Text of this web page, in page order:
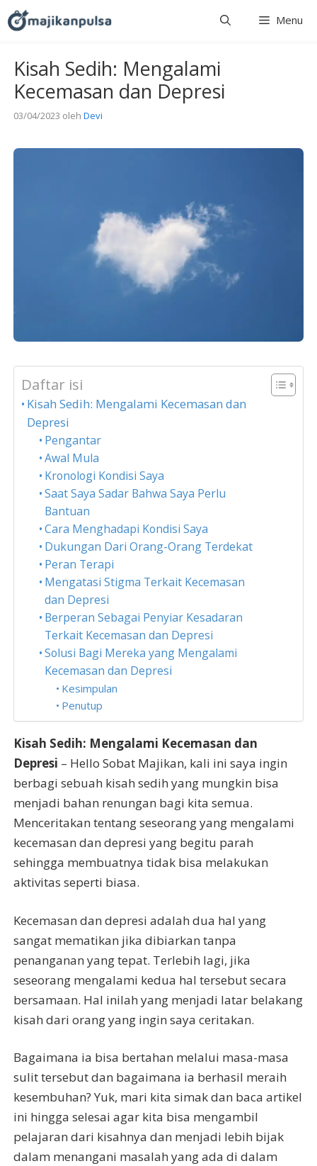
Langsung
ke
Menu
Kisah Sedih: Mengalami
Kecemasan dan Depresi
03/04/2023 oleh Devi
Daftar isi
Kisah Sedih: Mengalami Kecemasan dan
Depresi
Pengantar
Awal Mula
Kronologi Kondisi Saya
Saat Saya Sadar Bahwa Saya Perlu
Bantuan
Cara Menghadapi Kondisi Saya
Dukungan Dari Orang-Orang Terdekat
Peran Terapi
Mengatasi Stigma Terkait Kecemasan
dan Depresi
Berperan Sebagai Penyiar Kesadaran
Terkait Kecemasan dan Depresi
Solusi Bagi Mereka yang Mengalami
Kecemasan dan Depresi
Kesimpulan
Penutup
Kisah Sedih: Mengalami Kecemasan dan
Depresi – Hello Sobat Majikan, kali ini saya ingin
berbagi sebuah kisah sedih yang mungkin bisa
menjadi bahan renungan bagi kita semua.
Menceritakan tentang seseorang yang mengalami
kecemasan dan depresi yang begitu parah
sehingga membuatnya tidak bisa melakukan
aktivitas seperti biasa.
Kecemasan dan depresi adalah dua hal yang
sangat mematikan jika dibiarkan tanpa
penanganan yang tepat. Terlebih lagi, jika
seseorang mengalami kedua hal tersebut secara
bersamaan. Hal inilah yang menjadi latar belakang
kisah dari orang yang ingin saya ceritakan.
Bagaimana ia bisa bertahan melalui masa-masa
sulit tersebut dan bagaimana ia berhasil meraih
kesembuhan? Yuk, mari kita simak dan baca artikel
ini hingga selesai agar kita bisa mengambil
pelajaran dari kisahnya dan menjadi lebih bijak
dalam menangani masalah yang ada di dalam